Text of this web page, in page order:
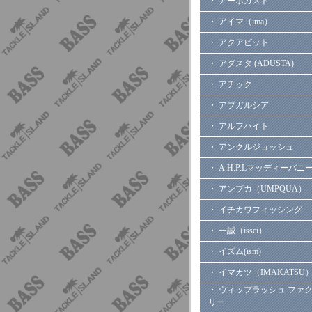
・ アイマ（ima）
・ アクアビット
・ アダスタ (ADUSTA)
・ アチック
・ アブガルシア
・ アルフハイト
・ アンクルジョッシュ
・ A.H.P.Lマッディーバニー
・ アンプカ（UMPQUA）
・ イチカワフィッシング
・ 一誠（issei）
・ イズム(ism)
・ イマカツ（IMAKATSU）
・ ウィップラッシュ ファ
リー